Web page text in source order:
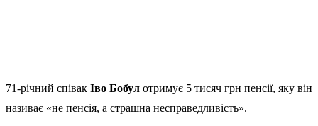
71-річний співак Іво Бобул отримує 5 тисяч грн пенсії, яку він
називає «не пенсія, а страшна несправедливість».